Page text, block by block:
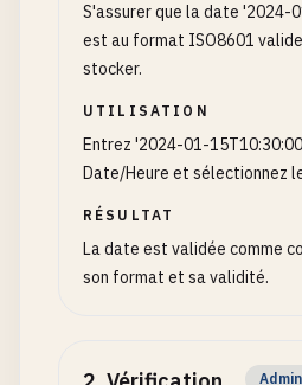
S'assurer que la date '2024-
est au format ISO8601
stocker.
UTILISATION
Entrez '2024-01-
Date/Heure et sélectionnez
RÉSULTAT
La date est validée comme
son format et sa validité.